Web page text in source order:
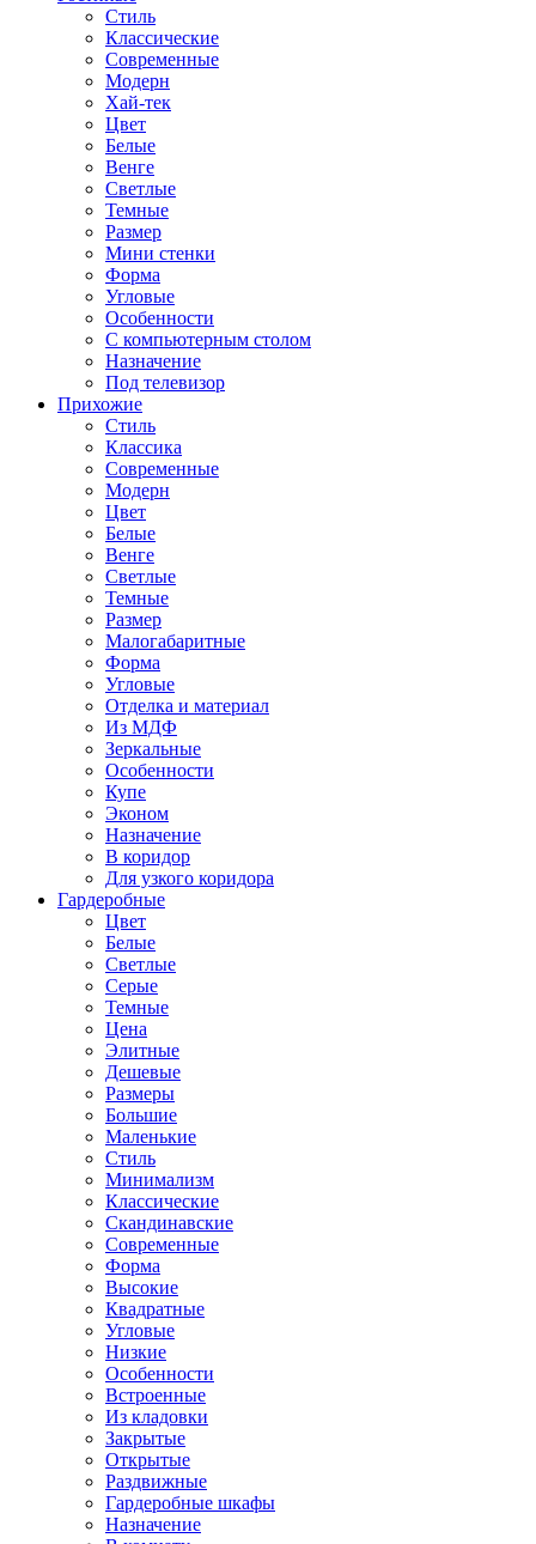
Стиль
Классические
Современные
Модерн
Хай-тек
Цвет
Белые
Венге
Светлые
Темные
Размер
Мини стенки
Форма
Угловые
Особенности
С компьютерным столом
Назначение
Под телевизор
Прихожие
Стиль
Классика
Современные
Модерн
Цвет
Белые
Венге
Светлые
Темные
Размер
Малогабаритные
Форма
Угловые
Отделка и материал
Из МДФ
Зеркальные
Особенности
Купе
Эконом
Назначение
В коридор
Для узкого коридора
Гардеробные
Цвет
Белые
Светлые
Серые
Темные
Цена
Элитные
Дешевые
Размеры
Большие
Маленькие
Стиль
Минимализм
Классические
Скандинавские
Современные
Форма
Высокие
Квадратные
Угловые
Низкие
Особенности
Встроенные
Из кладовки
Закрытые
Открытые
Раздвижные
Гардеробные шкафы
Назначение